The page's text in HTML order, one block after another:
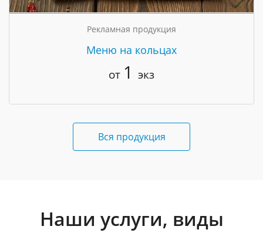
Рекламная продукция
Меню на кольцах
от 1 экз
Вся продукция
Наши услуги, виды